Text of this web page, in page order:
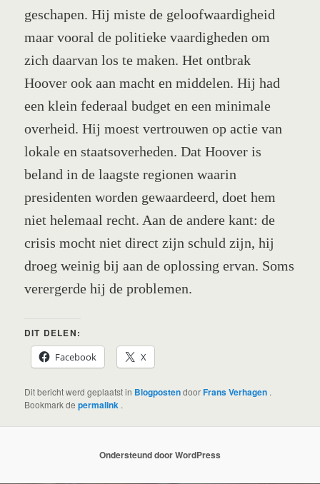
geschapen. Hij miste de geloofwaardigheid
maar vooral de politieke vaardigheden om
zich daarvan los te maken. Het ontbrak
Hoover ook aan macht en middelen. Hij had
een klein federaal budget en een minimale
overheid. Hij moest vertrouwen op actie van
lokale en staatsoverheden. Dat Hoover is
beland in de laagste regionen waarin
presidenten worden gewaardeerd, doet hem
niet helemaal recht. Aan de andere kant: de
crisis mocht niet direct zijn schuld zijn, hij
droeg weinig bij aan de oplossing ervan. Soms
verergerde hij de problemen.
DIT DELEN:
Facebook
X
Dit bericht werd geplaatst in BlogpostendoorFrans Verhagen .
Bookmark depermalink .
Ondersteund door WordPress